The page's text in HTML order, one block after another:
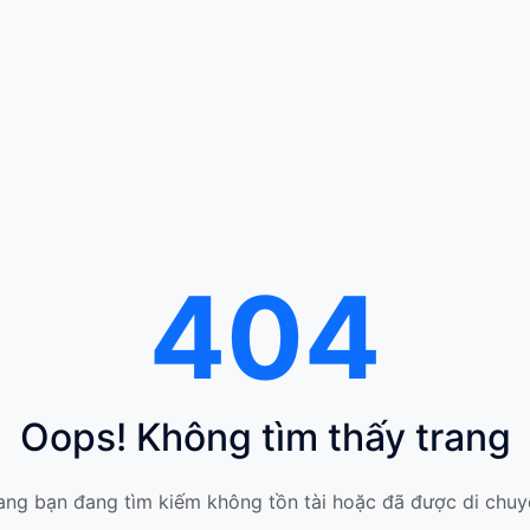
404
Oops! Không tìm thấy trang
bạn đang tìm kiếm không tồn tài hoặc đã được di